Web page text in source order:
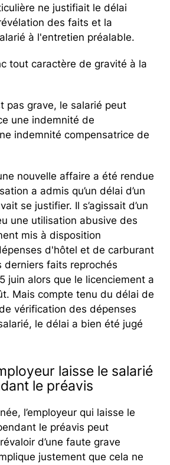
ne justifiait le délai
des faits et la
à l'entretien préalable.
tout caractère de gravité à la
pas grave, le salarié peut
une indemnité de
indemnité compensatrice de
nouvelle affaire a été rendue
a admis qu’un délai d’un
se justifier. Il s’agissait d’un
une utilisation abusive des
mis à disposition
d'hôtel et de carburant
derniers faits reprochés
juin alors que le licenciement a
Mais compte tenu du délai de
vérification des dépenses
le délai a bien été jugé
laisse le salarié
le préavis
l’employeur qui laisse le
le préavis peut
d’une faute grave
justement que cela ne